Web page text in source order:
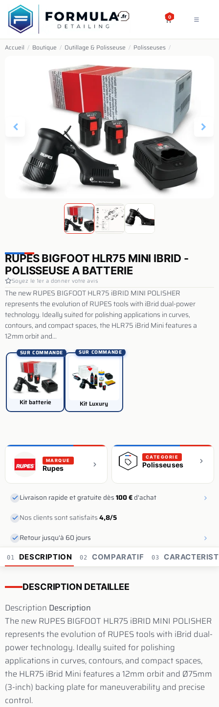
SE RENDRE AU CONTENU
0
Accueil / Boutique / Outillage & Polisseuse / Polisseuses /
RUPES BIGFOOT HLR75 MINI IBRID -
POLISSEUSE A BATTERIE
Soyez le 1er a donner votre avis
The new RUPES BIGFOOT HLR75 iBRID MINI POLISHER
represents the evolution of RUPES tools with iBrid dual-power
technology. Ideally suited for polishing applications in curves,
contours, and compact spaces, the HLR75 iBrid Mini features a
12mm orbit and...
Kit batterie
SUR COMMANDE
Kit Luxury
SUR COMMANDE
MARQUE
Rupes
CATEGORIE
Polisseuses
Livraison rapide et gratuite dès100 €d'achat
Nos clients sont satisfaits4,8/5
Retour jusqu'à 60 jours
01 DESCRIPTION 02 COMPARATIF 03
DESCRIPTION DETAILLEE
Description Description
The new RUPES BIGFOOT HLR75 iBRID MINI POLISHER
represents the evolution of RUPES tools with iBrid dual-
power technology. Ideally suited for polishing
applications in curves, contours, and compact spaces,
the HLR75 iBrid Mini features a 12mm orbit and Ø75mm
(3-inch) backing plate for maneuverability and precise
control.